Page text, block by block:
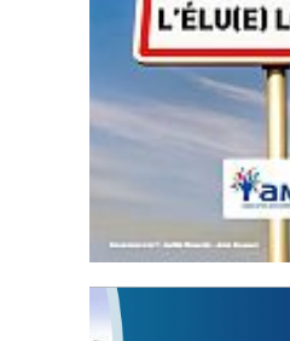
Statut de l’élu local
3 avril 2024